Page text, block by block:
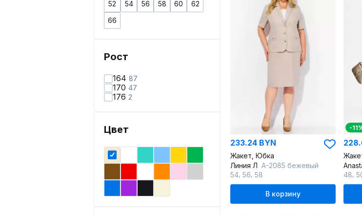
52
54 56 58 60
62
66
Рост
164 87
170 47
176 2
Цвет
233.24 BYN
Жакет, Юбка
Линия Л А-2085 бежевый
54 56 58
В корзину
-
48